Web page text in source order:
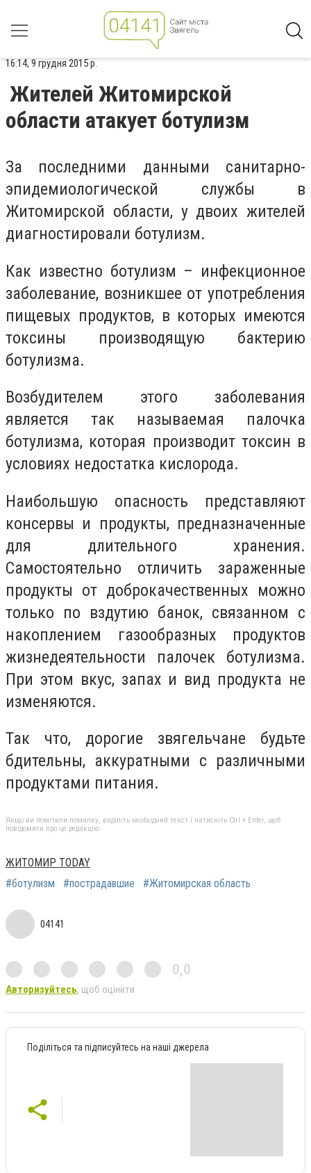
16:14, 9 грудня 2015 р.
Жителей Житомирской
области атакует ботулизм
За последними данными санитарно-
эпидемиологической службы в
Житомирской области, у двоих жителей
диагностировали ботулизм.
Как известно ботулизм – инфекционное
заболевание, возникшее от употребления
пищевых продуктов, в которых имеются
токсины производящую бактерию
ботулизма.
Возбудителем этого заболевания
является так называемая палочка
ботулизма, которая производит токсин в
условиях недостатка кислорода.
Наибольшую опасность представляют
консервы и продукты, предназначенные
для длительного хранения.
Самостоятельно отличить зараженные
продукты от доброкачественных можно
только по вздутию банок, связанном с
накоплением газообразных продуктов
жизнедеятельности палочек ботулизма.
При этом вкус, запах и вид продукта не
изменяются.
Так что, дорогие звягельчане будьте
бдительны, аккуратными с различными
продуктами питания.
Якщо ви помітили помилку, виділіть необхідний текст і натисніть Ctrl + Enter, щоб
повідомити про це редакцію
ЖИТОМИР TODAY
#ботулизм
#пострадавшие #Житомирская область
04141
0,0
Авторизуйтесь, щоб оцінити
Поділіться та підписуйтесь на наші джерела